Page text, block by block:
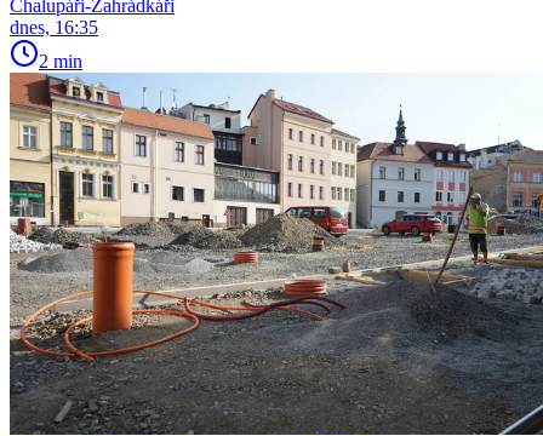
Chalupáři-Zahrádkáři
dnes, 16:35
2 min